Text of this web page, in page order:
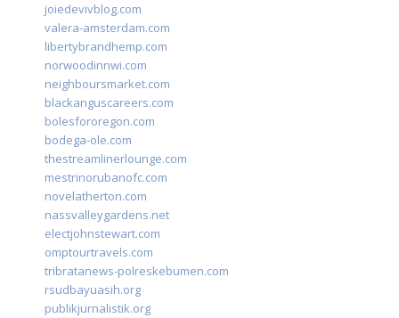
joiedevivblog.com
valera-amsterdam.com
libertybrandhemp.com
norwoodinnwi.com
neighboursmarket.com
blackanguscareers.com
bolesfororegon.com
bodega-ole.com
thestreamlinerlounge.com
mestrinorubanofc.com
novelatherton.com
nassvalleygardens.net
electjohnstewart.com
omptourtravels.com
tribratanews-polreskebumen.com
rsudbayuasih.org
publikjurnalistik.org